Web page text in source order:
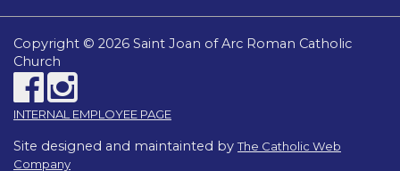
Copyright © 2026 Saint Joan of Arc Roman Catholic
Church
INTERNAL EMPLOYEE PAGE
Site designed and maintainted byThe Catholic Web
Company